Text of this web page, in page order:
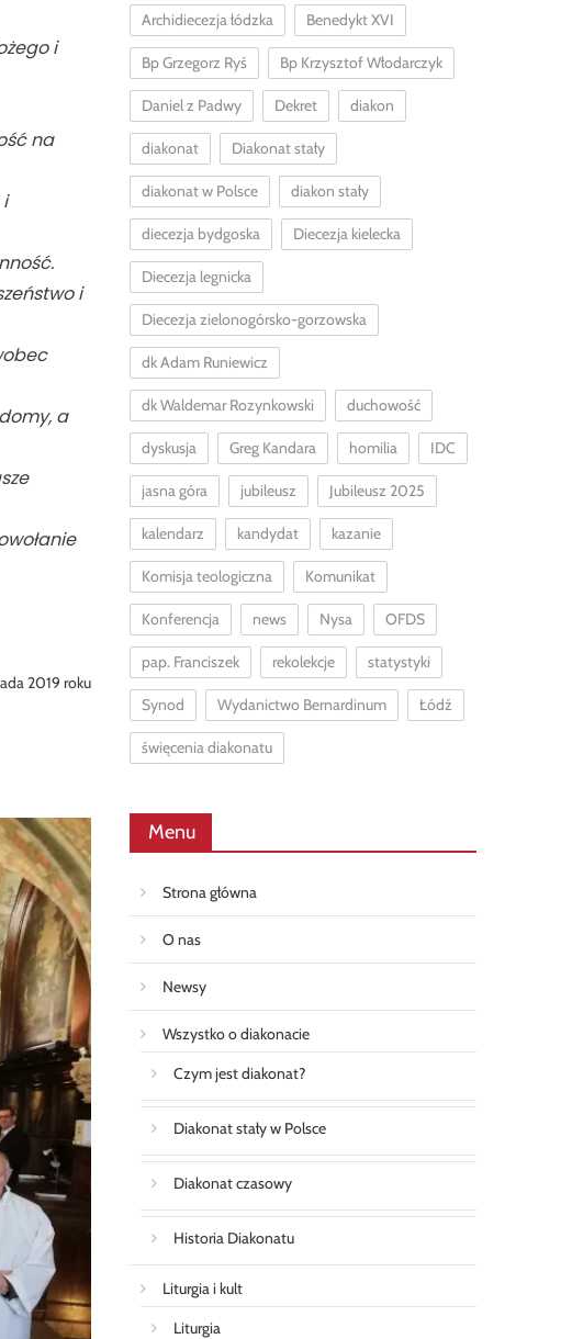
i
na
i
i
a
2019 roku
Archidiecezja łódzka Benedykt XVI
Bp Grzegorz Ryś Bp Krzysztof Włodarczyk
Daniel z Padwy Dekret diakon
diakonat Diakonat stały
diakonat w Polsce diakon stały
diecezja bydgoska Diecezja kielecka
Diecezja legnicka
Diecezja zielonogórsko-gorzowska
dk Adam Runiewicz
dk Waldemar Rozynkowski duchowość
dyskusja Greg Kandara homilia IDC
jasna góra jubileusz Jubileusz 2025
kalendarz kandydat kazanie
Komisja teologiczna Komunikat
Konferencja news Nysa OFDS
pap. Franciszek rekolekcje statystyki
Synod Wydanictwo Bernardinum Łódź
święcenia diakonatu
Menu
Strona główna
O nas
Newsy
Wszystko o diakonacie
Czym jest diakonat?
Diakonat stały w Polsce
Diakonat czasowy
Historia Diakonatu
Liturgia i kult
Liturgia